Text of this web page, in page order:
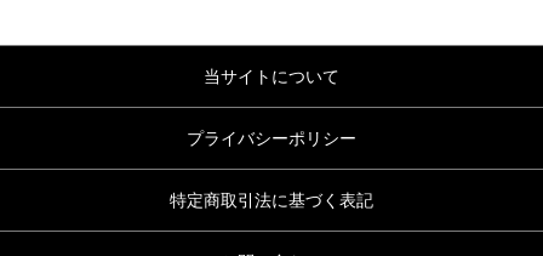
当サイトについて
プライバシーポリシー
特定商取引法に基づく表記